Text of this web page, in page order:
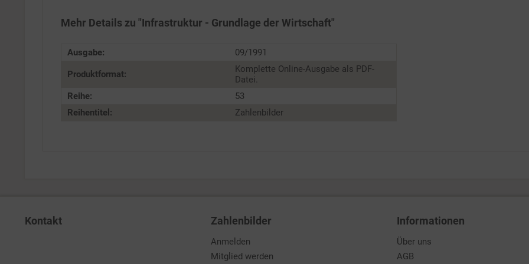
Mehr Details zu "Infrastruktur - Grundlage der Wirtschaft"
Ausgabe: 09/1991
Produktformat:
Komplette Online-Ausgabe als PDF-
Datei.
Reihe:
53
Reihentitel:
Zahlenbilder
Kontakt Zahlenbilder
Anmelden
Mitglied werden
Informationen
Über uns
AGB